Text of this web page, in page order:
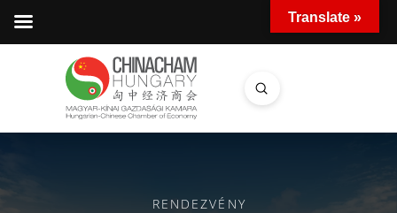
Search
Submit
RENDEZVÉNY
Translate »